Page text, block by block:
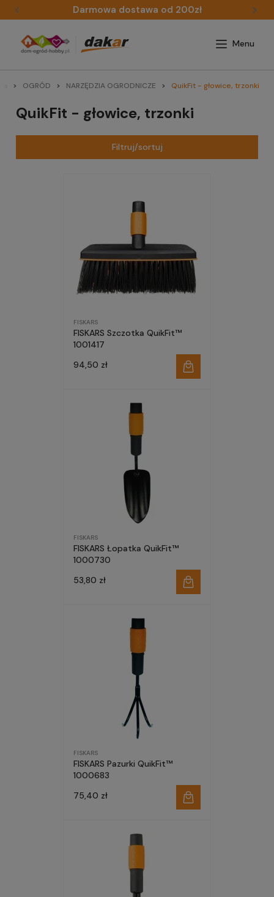
Darmowa dostawa od 200zł
OGRÓD NARZĘDZIA OGRODNICZE QuikFit - głowice, trzonki
QuikFit - głowice, trzonki
Filtruj/sortuj
FISKARS
FISKARS Szczotka QuikFit™
1001417
94,50 zł
FISKARS
FISKARS Łopatka QuikFit™
1000730
53,80 zł
FISKARS
FISKARS Pazurki QuikFit™
1000683
75,40 zł